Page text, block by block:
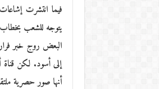
فيما انتشرت
يتوجه للشعب
البعض روج خبر فرار
إلى أسود. لكن
أنها صور حصرية